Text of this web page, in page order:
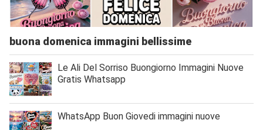
buona domenica immagini bellissime
Le Ali Del Sorriso Buongiorno Immagini Nuove
Gratis Whatsapp
WhatsApp Buon Giovedi immagini nuove